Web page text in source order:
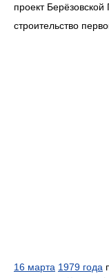
проект
строительство
16 марта 1979 года